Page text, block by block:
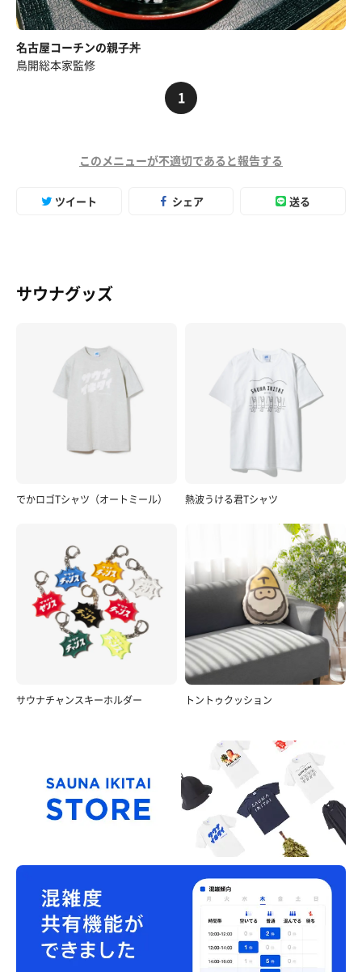
名古屋コーチンの親子丼
鳥開総本家監修
1
このメニューが不適切であると報告する
ツイート シェア 送る
サウナグッズ
でかロゴTシャツ（オートミール） 熱波うける君Tシャツ
サウナチャンスキーホルダー トントゥクッション